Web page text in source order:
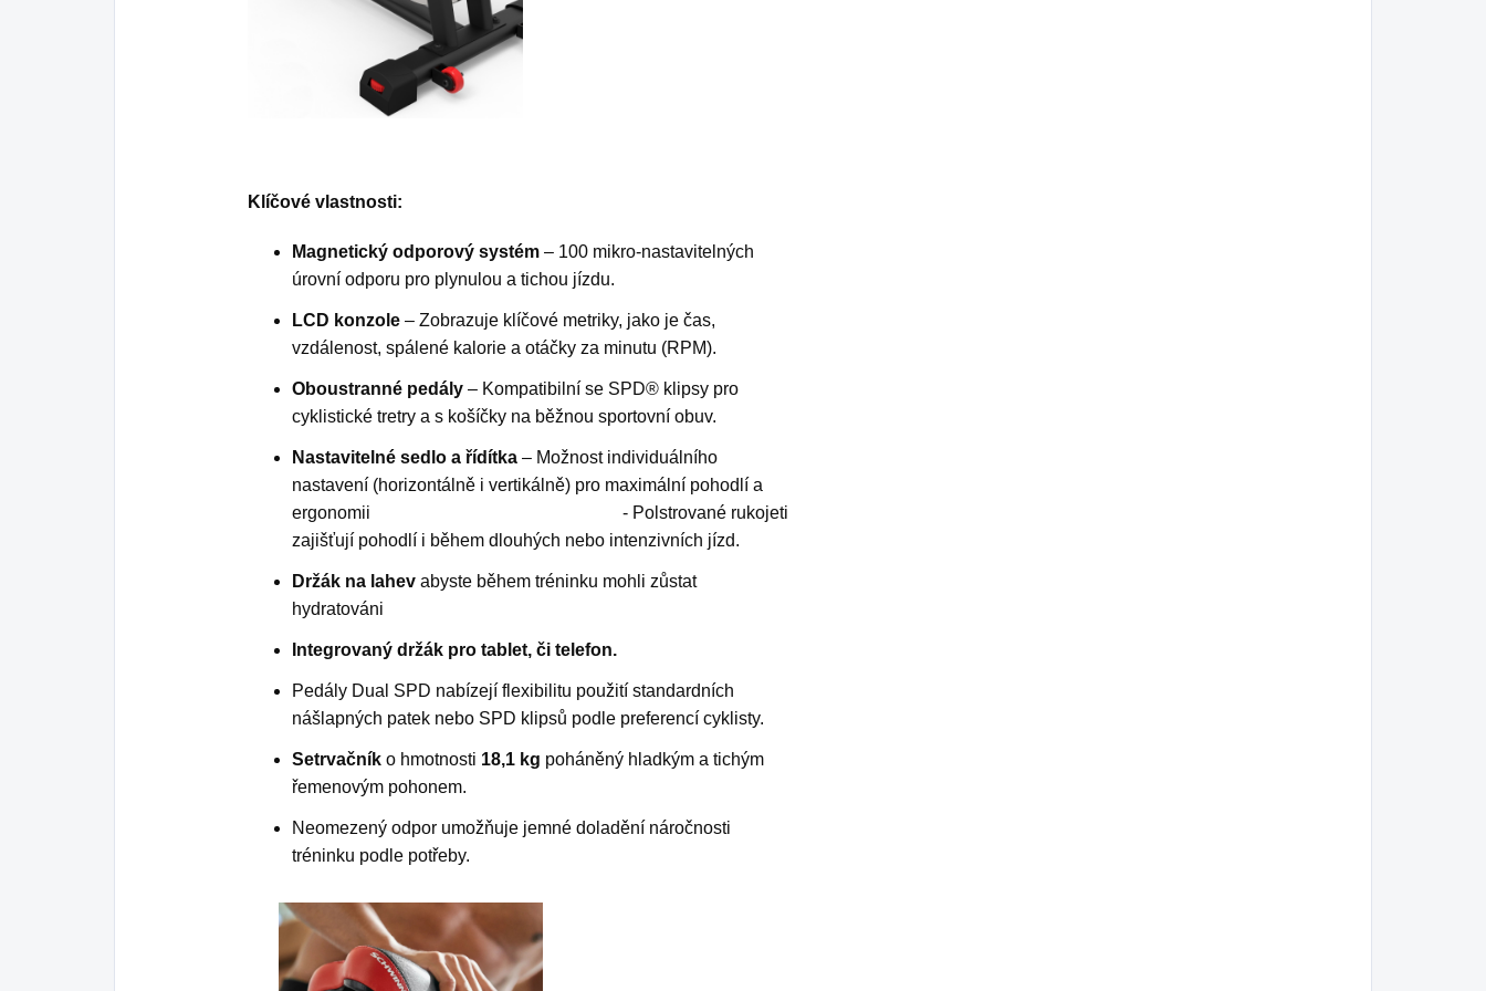
Klíčové vlastnosti:
Magnetický odporový systém – 100 mikro-nastavitelných
úrovní odporu pro plynulou a tichou jízdu.
LCD konzole – Zobrazuje klíčové metriky, jako je čas,
vzdálenost, spálené kalorie a otáčky za minutu (RPM).
Oboustranné pedály – Kompatibilní se SPD® klipsy pro
cyklistické tretry a s košíčky na běžnou sportovní obuv.
Nastavitelné sedlo a řídítka – Možnost individuálního
nastavení (horizontálně i vertikálně) pro maximální pohodlí a
ergonomii - Polstrované rukojeti
zajišťují pohodlí i během dlouhých nebo intenzivních jízd.
Držák na lahev abyste během tréninku mohli zůstat
hydratováni
Integrovaný držák pro tablet, či telefon.
Pedály Dual SPD nabízejí flexibilitu použití standardních
nášlapných patek nebo SPD klipsů podle preferencí cyklisty.
Setrvačník o hmotnosti 18,1 kg poháněný hladkým a tichým
řemenovým pohonem.
Neomezený odpor umožňuje jemné doladění náročnosti
tréninku podle potřeby.